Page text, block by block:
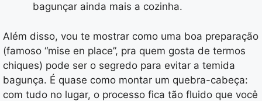
bagunçar ainda mais a cozinha.
Além disso, vou te mostrar como uma boa preparação
(famoso “mise en place”, pra quem gosta de termos
chiques) pode ser o segredo para evitar a temida
bagunça. É quase como montar um quebra-cabeça:
com tudo no lugar, o processo fica tão fluido que você